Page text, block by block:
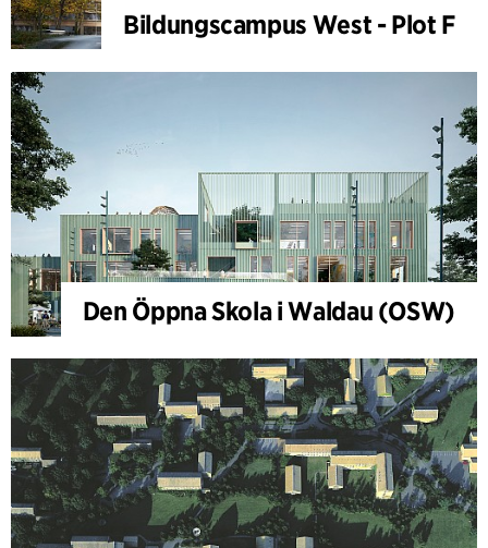
Bildungscampus West - Plot F
Den Öppna Skola i Waldau (OSW)